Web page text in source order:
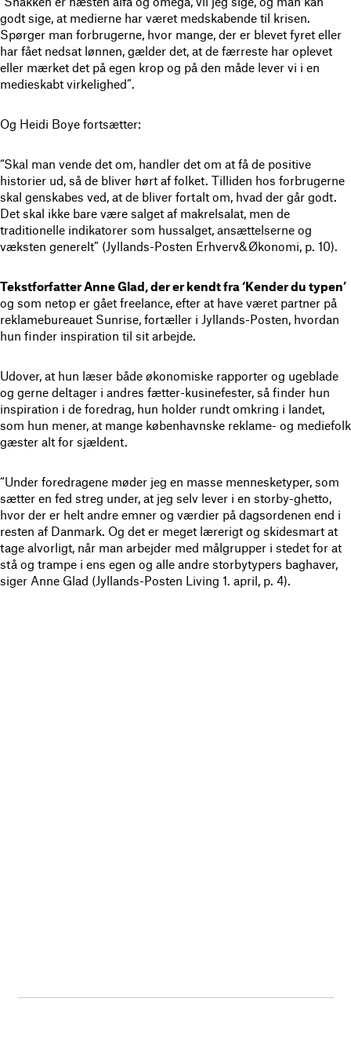
godt sige, at medierne har været medskabende til krisen.
Spørger man forbrugerne, hvor mange, der er blevet fyret eller
har fået nedsat lønnen, gælder det, at de færreste har oplevet
eller mærket det på egen krop og på den måde lever vi i en
medieskabt virkelighed”.
Og Heidi Boye fortsætter:
“Skal man vende det om, handler det om at få de positive
historier ud, så de bliver hørt af folket. Tilliden hos forbrugerne
skal genskabes ved, at de bliver fortalt om, hvad der går godt.
Det skal ikke bare være salget af makrelsalat, men de
traditionelle indikatorer som hussalget, ansættelserne og
væksten generelt” (Jyllands-Posten Erhverv&Økonomi, p. 10).
Tekstforfatter Anne Glad, der er kendt fra ‘Kender du typen’
og som netop er gået freelance, efter at have været partner på
reklamebureauet Sunrise, fortæller i Jyllands-Posten, hvordan
hun finder inspiration til sit arbejde.
Udover, at hun læser både økonomiske rapporter og ugeblade
og gerne deltager i andres fætter-kusinefester, så finder hun
inspiration i de foredrag, hun holder rundt omkring i landet,
som hun mener, at mange københavnske reklame- og mediefolk
gæster alt for sjældent.
“Under foredragene møder jeg en masse mennesketyper, som
sætter en fed streg under, at jeg selv lever i en storby-ghetto,
hvor der er helt andre emner og værdier på dagsordenen end i
resten af Danmark. Og det er meget lærerigt og skidesmart at
tage alvorligt, når man arbejder med målgrupper i stedet for at
stå og trampe i ens egen og alle andre storbytypers baghaver,
siger Anne Glad (Jyllands-Posten Living 1. april, p. 4).